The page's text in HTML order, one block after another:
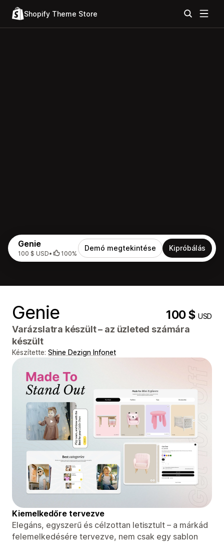
Shopify Theme Store
Genie
100 $ USD• 100%
Demó megtekintése Kipróbálás
Genie 100 $USD
Varázslatra készült – az üzleted számára
készült
Készítette: Shine Dezign Infonet
Kiemelkedőre tervezve
Elegáns, egyszerű és célzottan letisztult – a márkád
felemelkedésére tervezve, nem csak egy sablon